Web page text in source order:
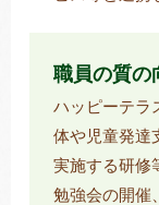
職員の質の
ハッピーテラ
体や児童発達
実施する研修
勉強会の開催